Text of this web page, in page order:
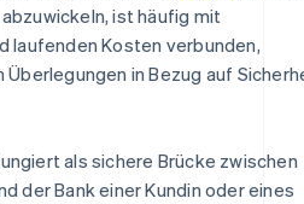
ist häufig mit
laufenden Kosten verbunden,
in Bezug auf
als sichere Brücke zwischen
der Bank einer Kundin oder eines